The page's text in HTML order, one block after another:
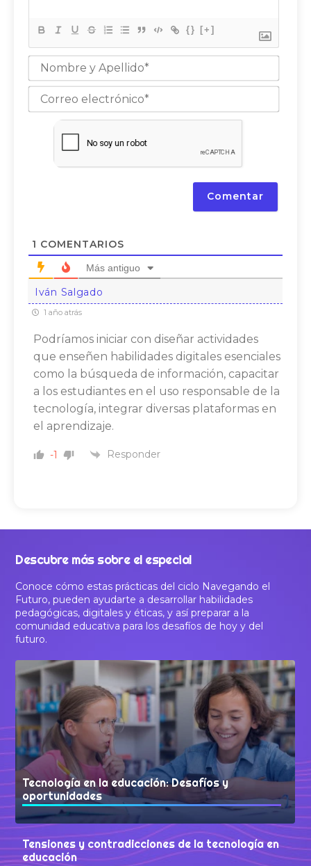
{} [+]
1 COMENTARIOS
Más antiguo
Iván Salgado
1 año atrás
Podríamos iniciar con diseñar actividades
que enseñen habilidades digitales esenciales
como la búsqueda de información, capacitar
a los estudiantes en el uso responsable de la
tecnología, integrar diversas plataformas en
el aprendizaje.
-1 Responder
Descubre más sobre el especial
Conoce cómo estas prácticas del ciclo Navegando el
Futuro, pueden ayudarte a desarrollar habilidades
pedagógicas, digitales y éticas, y así preparar a la
comunidad educativa para los desafíos de hoy y del
futuro.
Tecnología en la educación: Desafíos y
oportunidades
Tensiones y contradicciones de la tecnología en
educación